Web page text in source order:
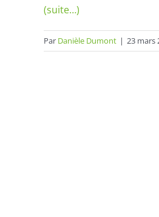
(suite…)
Par Danièle Dumont | 23 mars